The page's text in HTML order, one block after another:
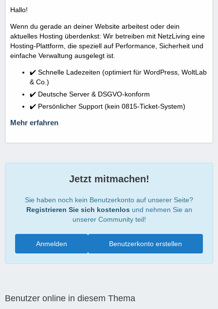
Hallo!
Wenn du gerade an deiner Website arbeitest oder dein
aktuelles Hosting überdenkst: Wir betreiben mit NetzLiving eine
Hosting-Plattform, die speziell auf Performance, Sicherheit und
einfache Verwaltung ausgelegt ist.
✔️ Schnelle Ladezeiten (optimiert für WordPress, WoltLab
& Co.)
✔️ Deutsche Server & DSGVO-konform
✔️ Persönlicher Support (kein 0815-Ticket-System)
Mehr erfahren
Jetzt mitmachen!
Sie haben noch kein Benutzerkonto auf unserer Seite?
Registrieren Sie sich kostenlos und nehmen Sie an
unserer Community teil!
Benutzerkonto erstellen
Anmelden
Benutzer online in diesem Thema